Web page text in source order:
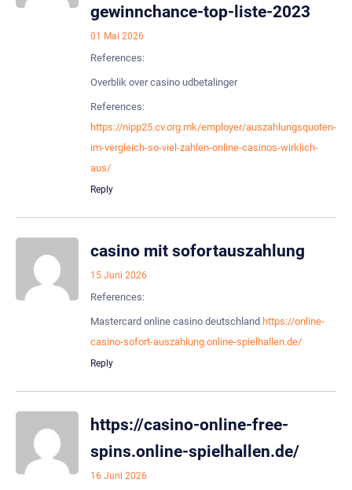
gewinnchance-top-liste-2023
01 Mai 2026
References:
Overblik over casino udbetalinger
References:
https://nipp25.cv.org.mk/employer/auszahlungsquoten-
im-vergleich-so-viel-zahlen-online-casinos-wirklich-
aus/
Reply
casino mit sofortauszahlung
15 Juni 2026
References:
Mastercard online casino deutschland https://online-
casino-sofort-auszahlung.online-spielhallen.de/
Reply
https://casino-online-free-
spins.online-spielhallen.de/
16 Juni 2026